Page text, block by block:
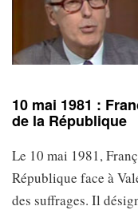
10 mai 1981 :
de la République
Le 10 mai 1981,
République face à
des suffrages. Il